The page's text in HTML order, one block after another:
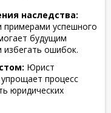
наследства:
успешного
будущим
избегать ошибок.
Юрист
процесс
юридических